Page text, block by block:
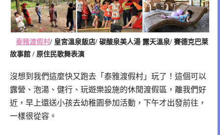
泰雅渡假村/ 皇宮溫泉飯店/ 碳酸泉美人湯 露天溫泉/ 賽德克巴萊
故事館 / 原住民歌舞表演
沒想到我們這麼快又跑去「泰雅渡假村」玩了！ 這個可以
露營、泡湯、健行、玩遊樂設施的休閒渡假區，離我們好
近，早上還送小孩去幼稚園參加活動，下午才出發前往，
一樣很從容。